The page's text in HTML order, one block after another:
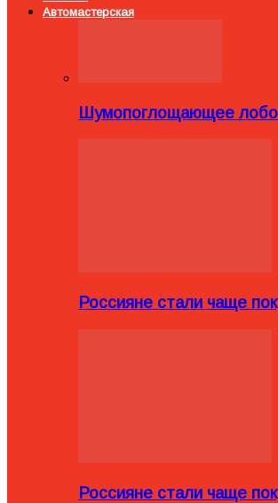
Автомастерская
Шумопоглощающее
Россияне стали чаще
Россияне стали чаще